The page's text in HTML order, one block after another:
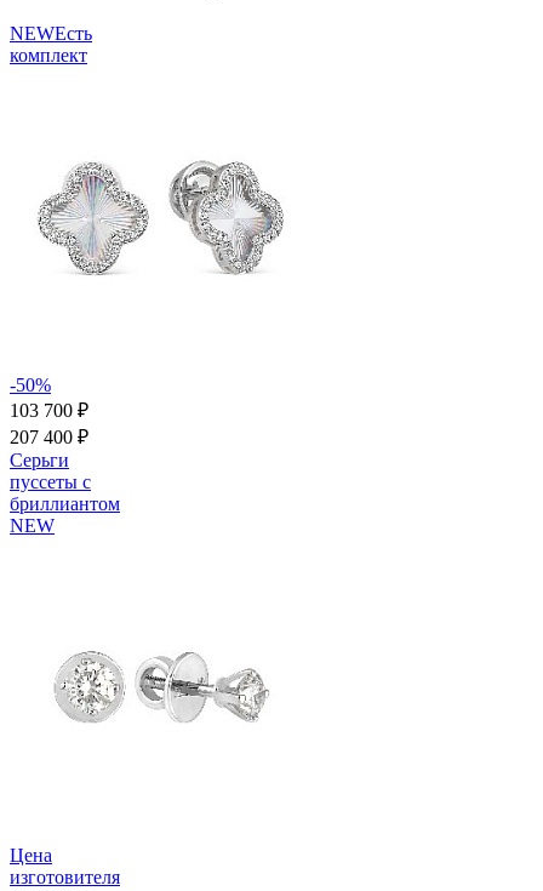
NEWЕсть
комплект
-50%
103 700 ₽
207 400 ₽
Серьги
пуссеты с
бриллиантом
NEW
Цена
изготовителя